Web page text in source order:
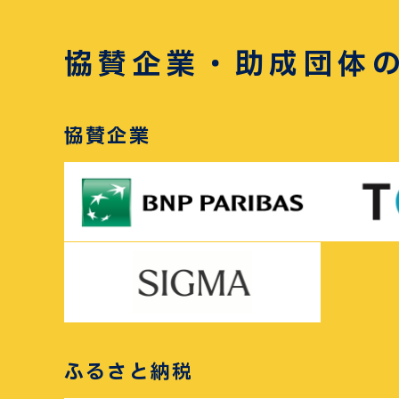
協賛企業・助成団体
協賛企業
ふるさと納税